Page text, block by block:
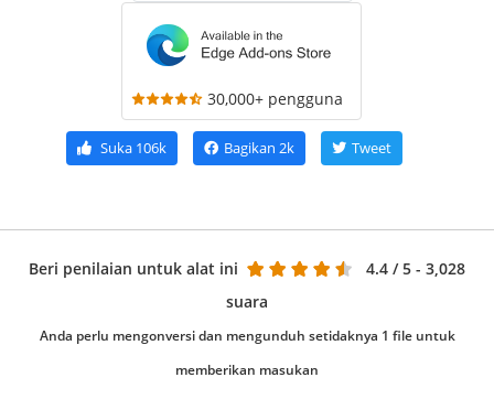
30,000+ pengguna
Suka106k Bagikan 2k Tweet
Beri penilaian untuk alat ini 4.4 / 5 - 3,028
suara
Anda perlu mengonversi dan mengunduh setidaknya 1 file untuk
memberikan masukan